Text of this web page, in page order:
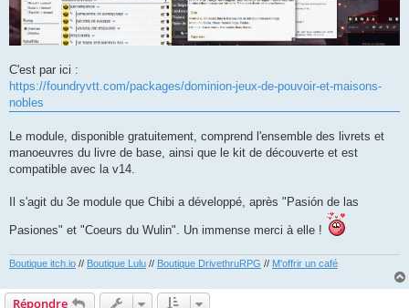
C'est par ici :
https://foundryvtt.com/packages/dominion-jeux-de-pouvoir-et-maisons-
nobles
Le module, disponible gratuitement, comprend l'ensemble des livrets et
manoeuvres du livre de base, ainsi que le kit de découverte et est
compatible avec la v14.
Il s'agit du 3e module que Chibi a développé, après "Pasión de las
Pasiones" et "Coeurs du Wulin". Un immense merci à elle !
Boutique itch.io // Boutique Lulu // Boutique DrivethruRPG // M'offrir un café
Répondre